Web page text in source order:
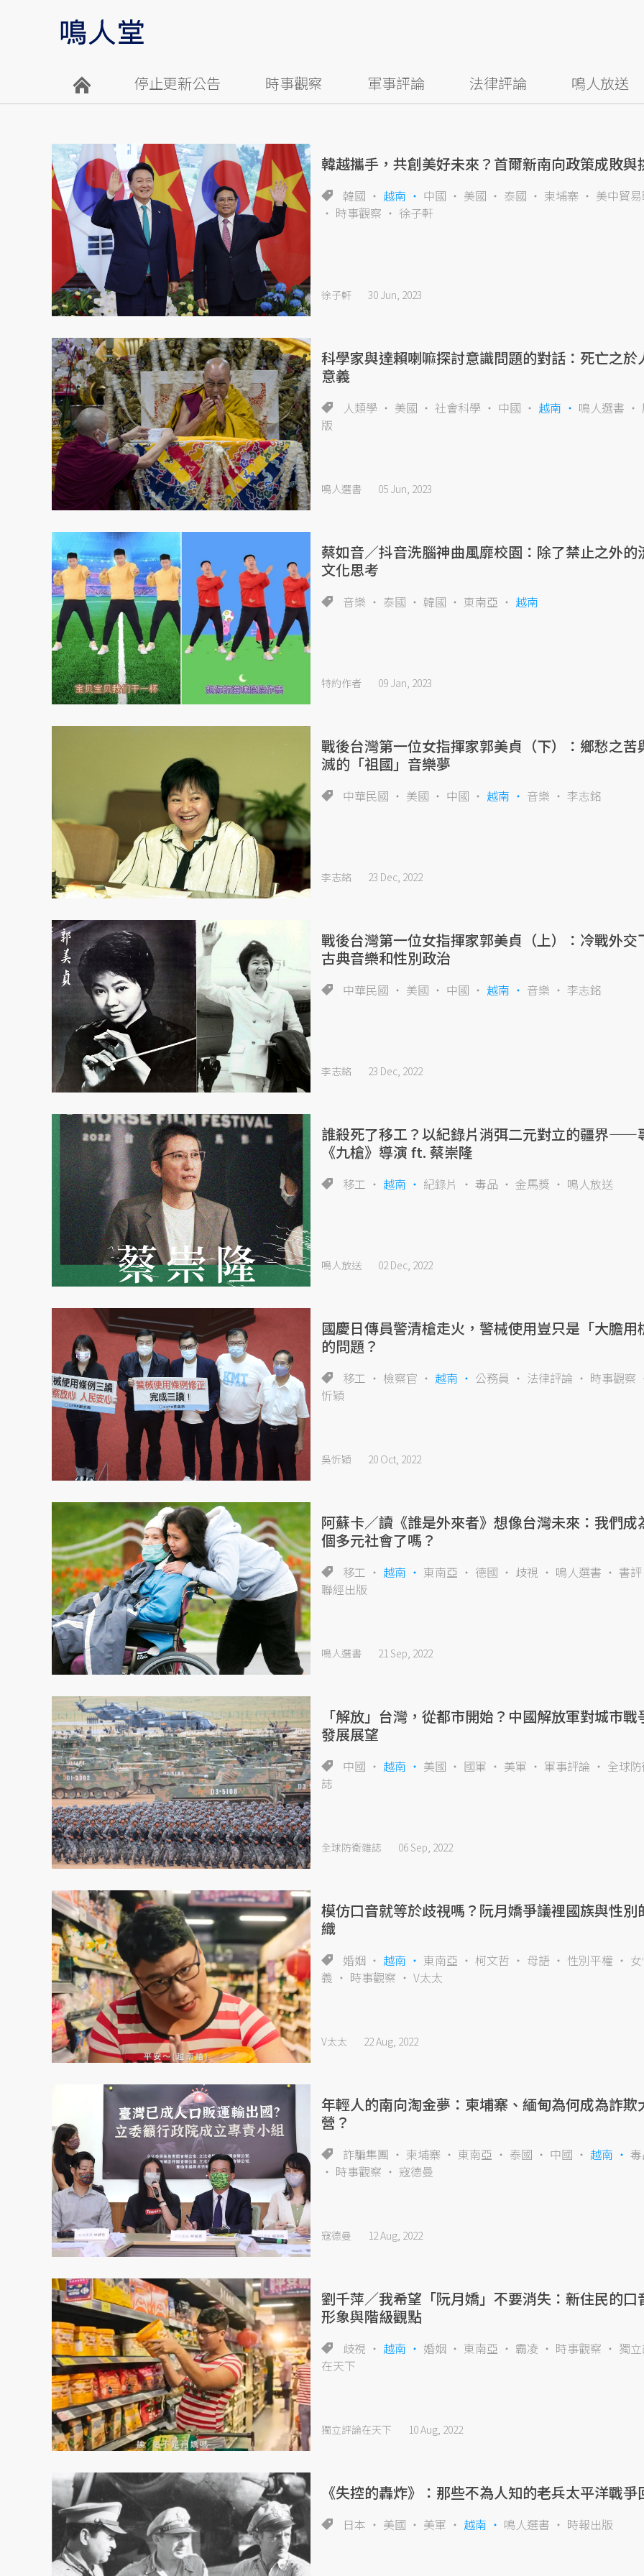
停止更新公告 時事觀察 軍事評論 法律評論 鳴人放送
韓越攜手，共創美好未來？首爾新南向政策成敗與
韓國 越南 中國 美國 泰國 柬埔寨
美中貿
時事觀察
徐子軒
徐子軒 30 Jun, 2023
科學家與達賴喇嘛探討意識問題的對話：死亡之於
意義
人類學 美國 社會科學 中國 越南 鳴人選書
版
鳴人選書 05 Jun, 2023
蔡如音／抖音洗腦神曲風靡校園：除了禁止之外的
文化思考
音樂 泰國 韓國 東南亞 越南
特約作者 09 Jan, 2023
戰後台灣第一位女指揮家郭美貞（下）：鄉愁之苦
滅的「祖國」音樂夢
中華民國 美國 中國 越南 音樂 李志銘
李志銘 23 Dec, 2022
戰後台灣第一位女指揮家郭美貞（上）：冷戰外交
古典音樂和性別政治
中華民國 美國 中國 越南 音樂 李志銘
李志銘 23 Dec, 2022
誰殺死了移工？以紀錄片消弭二元對立的疆界——
《九槍》導演 ft. 蔡崇隆
移工 越南 紀錄片 毒品 金馬獎 鳴人放送
鳴人放送 02 Dec, 2022
國慶日傳員警清槍走火，警械使用豈只是「大膽用
的問題？
移工 檢察官 越南 公務員 法律評論
時事觀察
忻穎
吳忻穎 20 Oct, 2022
阿蘇卡／讀《誰是外來者》想像台灣未來：我們成
個多元社會了嗎？
移工 越南 東南亞 德國 歧視 鳴人選書
書評
聯經出版
鳴人選書 21 Sep, 2022
「解放」台灣，從都市開始？中國解放軍對城市戰
發展展望
中國 越南 美國 國軍 美軍 軍事評論
全球
誌
全球防衛雜誌 06 Sep, 2022
模仿口音就等於歧視嗎？阮月嬌爭議裡國族與性別
織
婚姻 越南 東南亞 柯文哲 母語 性別平權
義
時事觀察 V太太
V太太 22 Aug, 2022
年輕人的南向淘金夢：柬埔寨、緬甸為何成為詐欺
營？
詐騙集團 柬埔寨 東南亞 泰國 中國 越南
時事觀察
寇德曼
寇德曼 12 Aug, 2022
劉千萍／我希望「阮月嬌」不要消失：新住民的口
形象與階級觀點
歧視 越南 婚姻 東南亞 霸凌 時事觀察
獨
在天下
獨立評論在天下 10 Aug, 2022
《失控的轟炸》：那些不為人知的老兵太平洋戰爭
日本 美國 美軍 越南 鳴人選書 時報出版